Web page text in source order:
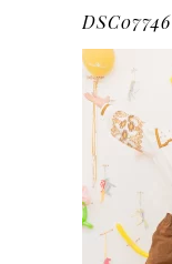
DSC07746